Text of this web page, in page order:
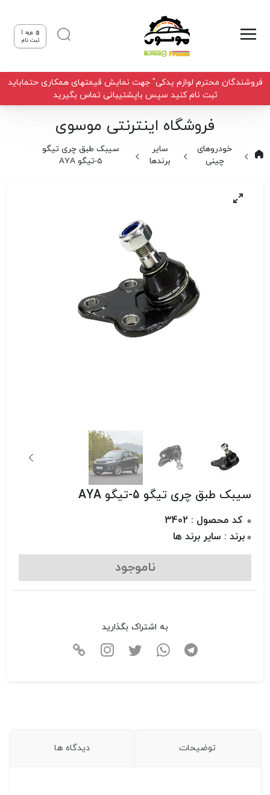
ورود |
ثبت نام
فروشندگان محترم لوازم یدکی" جهت نمایش قیمتهای همکاری حتماباید
ثبت نام کنید سپس باپشتیبانی تماس بگیرید
فروشگاه اینترنتی موسوی
خودروهای
چینی
سایر
برندها
سیبک طبق چری تیگو
5-تیگو AYA
سیبک طبق چری تیگو 5-تیگو AYA
کد محصول : 3402
برند : سایر برند ها
ناموجود
به اشتراک بگذارید
توضیحات دیدگاه ها